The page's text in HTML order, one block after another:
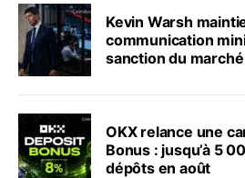
Kevin Warsh
communication
sanction du
OKX relance une
Bonus : jusqu’à 5
dépôts en août